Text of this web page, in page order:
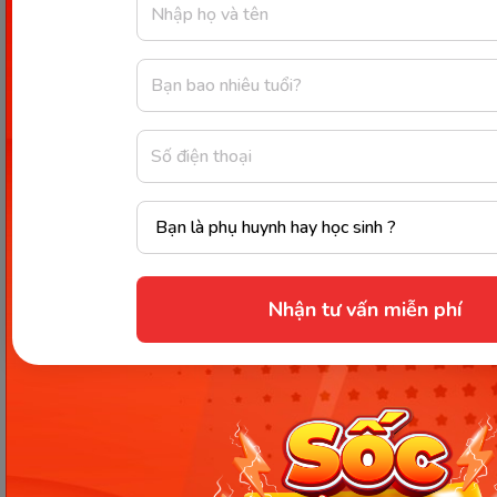
Nhận tư vấn miễn phí
chó cao đen", nên sửa thành "Con chó cao và
nó có màu đen.")
VMonkey - Ứng dụng giúp xây dựng nền tảng
tiếng Việt vững chắc cho trẻ
Tiếng Việt lớp 3 từ chỉ sự vật: Khái niệm, đặc
điểm, phân loại và kinh nghiệm học
Mẹo giúp bé học và làm bài
tập từ chỉ sự vật hiệu quả
Những mẹo hay giúp bé học và làm bài tập về “Từ
chỉ sự vật là gì?” hiệu quả:
Tạo môi trường học tích cực:Tạo ra một môi